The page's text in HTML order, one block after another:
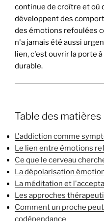
continue de croître et où
développent des
des émotions refoulées
n'a jamais été aussi
lien, c'est ouvrir la porte
durable.
Table des matières
L'addiction comme
Le lien entre émotions
Ce que le cerveau
La dépolarisation
La méditation et
Les approches
Comment un proche
codépendance